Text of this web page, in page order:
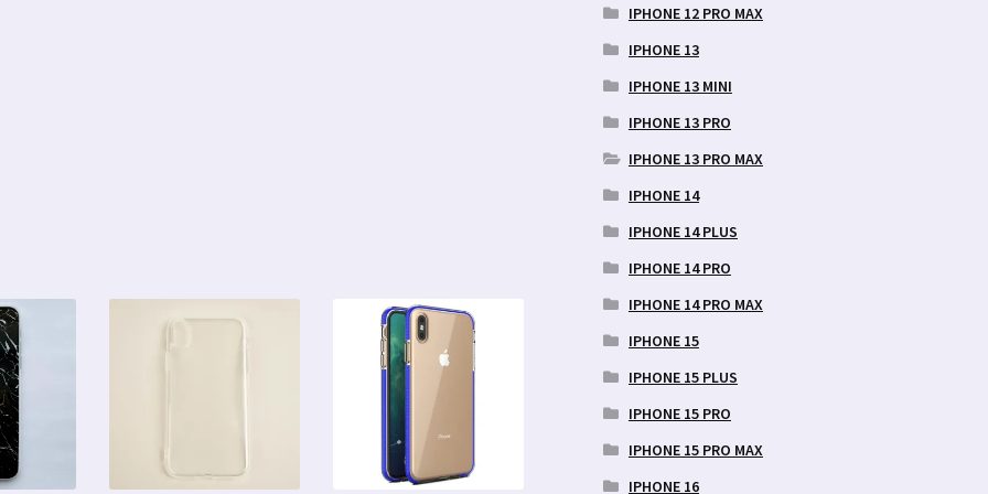
IPHONE 12 PRO MAX
IPHONE 13
IPHONE 13 MINI
IPHONE 13 PRO
IPHONE 13 PRO MAX
IPHONE 14
IPHONE 14 PLUS
IPHONE 14 PRO
IPHONE 14 PRO MAX
IPHONE 15
IPHONE 15 PLUS
IPHONE 15 PRO
IPHONE 15 PRO MAX
IPHONE 16